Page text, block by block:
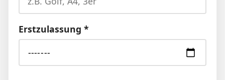
Erstzulassung *